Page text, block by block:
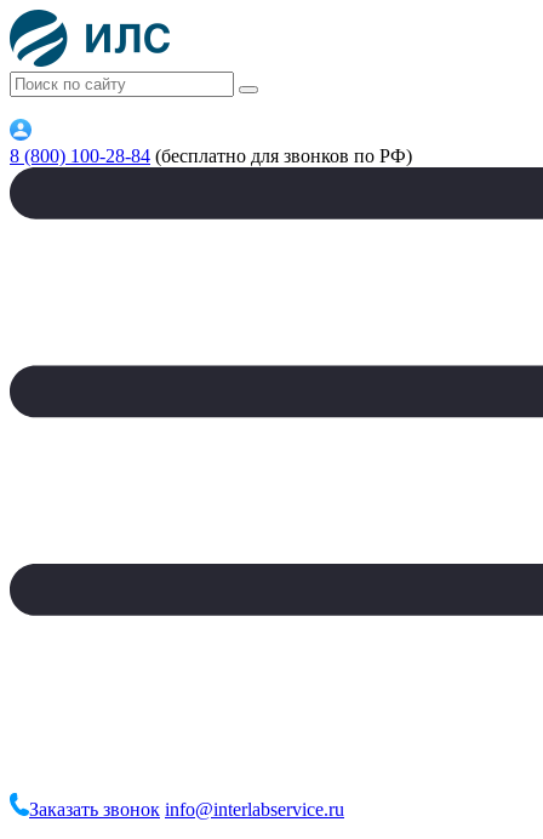
8 (800) 100-28-84 (бесплатно для звонков по РФ)
Заказать звонок info@interlabservice.ru